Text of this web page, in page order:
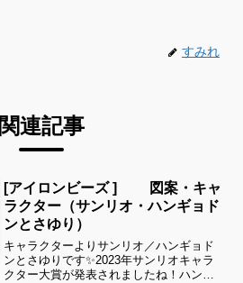
すみれ
関連記事
[アイロンビーズ ] 図案・キャ
ラクター（サンリオ・ハンギョド
ンとさゆり）
キャラクターよりサンリオ／ハンギョド
ンとさゆりです✨2023年サンリオキャラ
クター大賞が発表されましたね！ハンギ